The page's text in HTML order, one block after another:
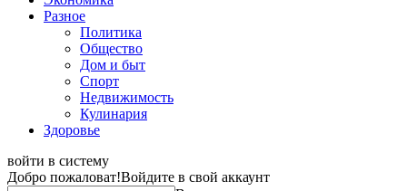
Разное
Политика
Общество
Дом и быт
Спорт
Недвижимость
Кулинария
Здоровье
войти в систему
Добро пожаловат!Войдите в свой аккаунт